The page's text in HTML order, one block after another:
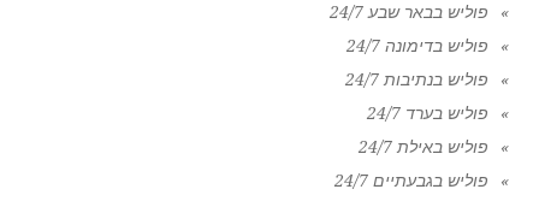
פוליש בבאר שבע 24/7
פוליש בדימונה 24/7
פוליש בנתיבות 24/7
פוליש בערד 24/7
פוליש באילת 24/7
פוליש בגבעתיים 24/7